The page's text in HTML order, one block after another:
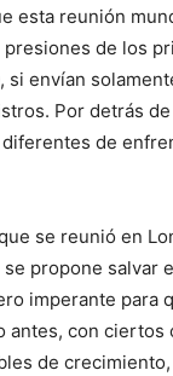
esta reunión
de los
si envían
Por detrás
de
se reunió en
propone salvar
imperante para
antes, con ciertos
de